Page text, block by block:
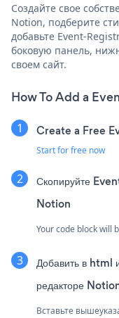
Создайте свое
Notion, подберите
добавьте Event-
боковую панель,
своем сайт.
How To Add a
Create a Free
Start for free now
Скопируйте
Notion
Your code block will
Добавить в html
редакторе
Вставьте